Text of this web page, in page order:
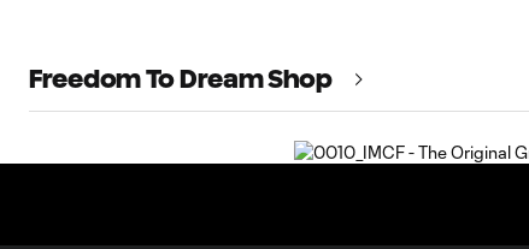
Freedom To Dream Shop